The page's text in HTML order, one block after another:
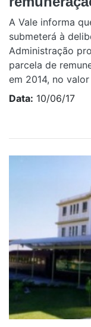
A Vale informa
submeterá à
Administração
parcela de
em 2014, no
Data: 10/06/17